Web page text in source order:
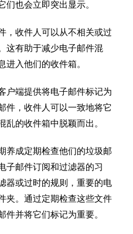
们也会立即突出显示。
，收件人可以从不相关或过
这有助于减少电子邮件混
进入他们的收件箱。
户端提供将电子邮件标记为
件，收件人可以一致地将它
乱的收件箱中脱颖而出。
养成定期检查他们的垃圾邮
子邮件订阅和过滤器的习
器或过时的规则，重要的电
夹。通过定期检查这些文件
件并将它们标记为重要。